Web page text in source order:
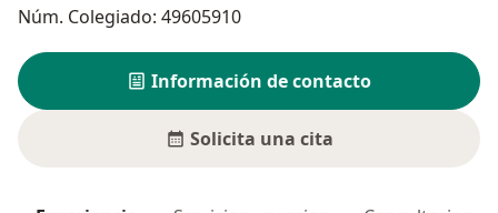
Núm. Colegiado: 49605910
Información de contacto
Solicita una cita